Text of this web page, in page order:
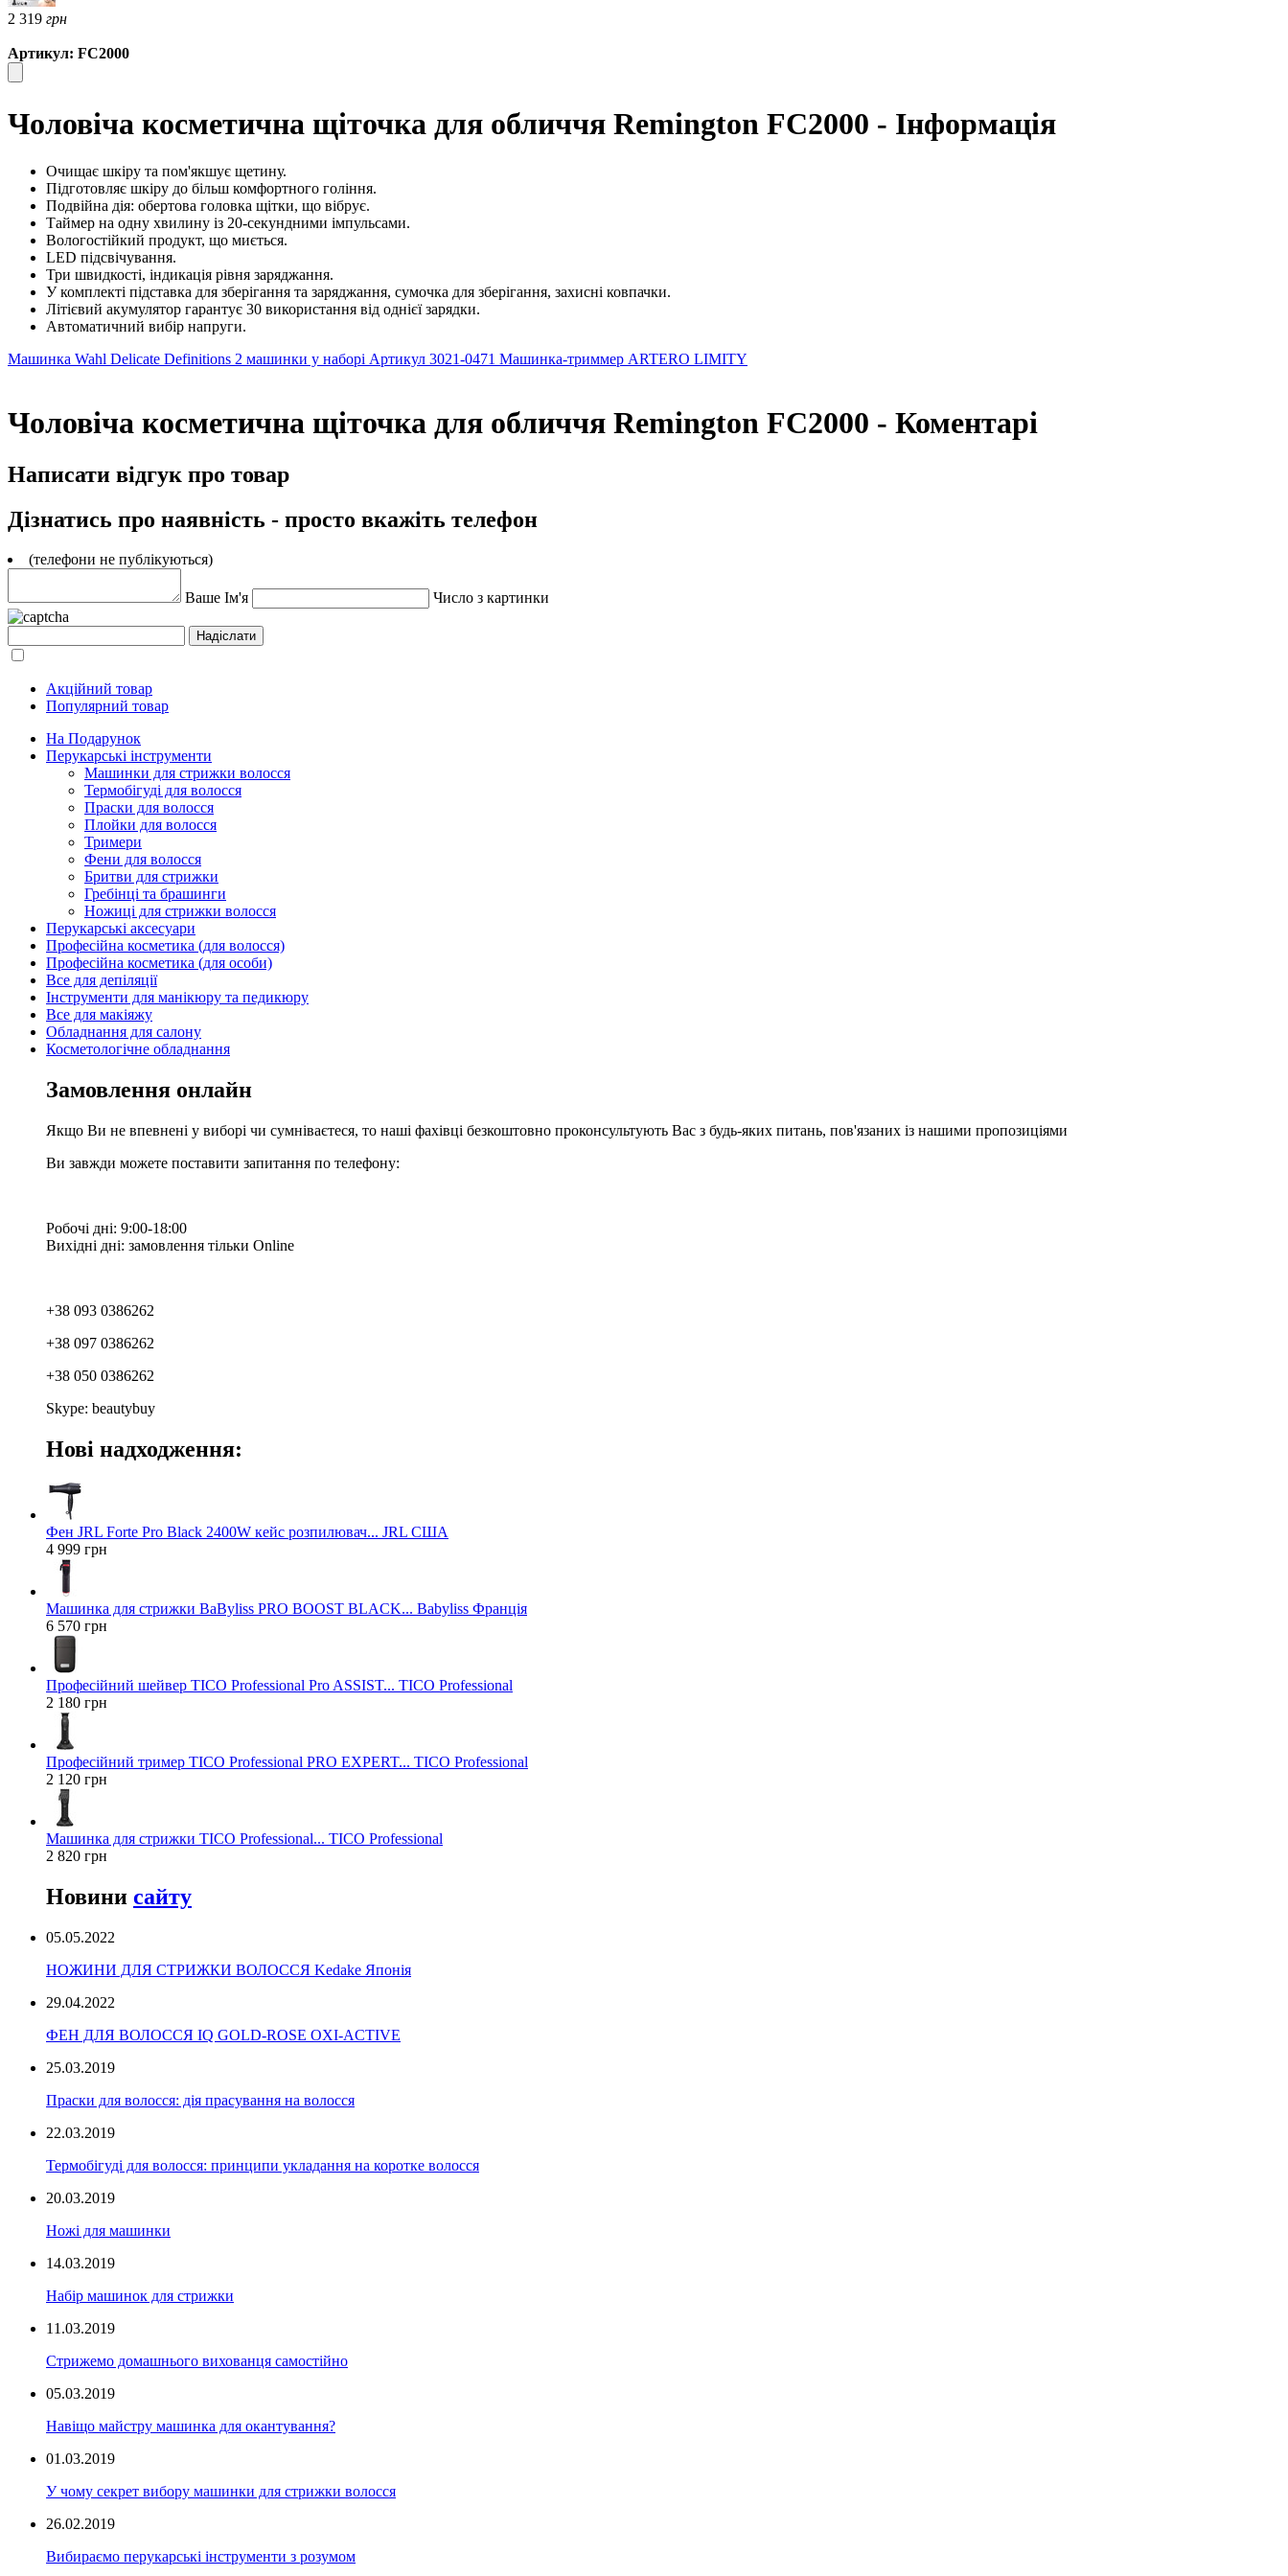
2 319 грн
Артикул: FC2000
Чоловіча косметична щіточка для обличчя Remington FC2000 - Інформація
Очищає шкіру та пом'якшує щетину.
Підготовляє шкіру до більш комфортного гоління.
Подвійна дія: обертова головка щітки, що вібрує.
Таймер на одну хвилину із 20-секундними імпульсами.
Вологостійкий продукт, що миється.
LED підсвічування.
Три швидкості, індикація рівня заряджання.
У комплекті підставка для зберігання та заряджання, сумочка для зберігання, захисні ковпачки.
Літієвий акумулятор гарантує 30 використання від однієї зарядки.
Автоматичний вибір напруги.
Машинка Wahl Delicate Definitions 2 машинки у наборі Артикул 3021-0471 Машинка-триммер ARTERO LIMITY
Чоловіча косметична щіточка для обличчя Remington FC2000 - Коментарі
Написати відгук про товар
Дізнатись про наявність - просто вкажіть телефон
(телефони не публікуються)
Ваше Ім'я Число з картинки
Акційний товар
Популярний товар
На Подарунок
Перукарські інструменти
Машинки для стрижки волосся
Термобігуді для волосся
Праски для волосся
Плойки для волосся
Тримери
Фени для волосся
Бритви для стрижки
Гребінці та брашинги
Ножиці для стрижки волосся
Перукарські аксесуари
Професійна косметика (для волосся)
Професійна косметика (для особи)
Все для депіляції
Інструменти для манікюру та педикюру
Все для макіяжу
Обладнання для салону
Косметологічне обладнання
Замовлення онлайн
Якщо Ви не впевнені у виборі чи сумніваєтеся, то наші фахівці безкоштовно проконсультують Вас з будь-яких питань, пов'язаних із нашими пропозиціями
Ви завжди можете поставити запитання по телефону:
Робочі дні: 9:00-18:00
Вихідні дні: замовлення тільки Online
+38 093 0386262
+38 097 0386262
+38 050 0386262
Skype: beautybuy
Нові надходження:
Фен JRL Forte Pro Black 2400W кейс розпилювач... JRL США
4 999 грн
Машинка для стрижки BaByliss PRO BOOST BLACK... Babyliss Франція
6 570 грн
Професійний шейвер TICO Professional Pro ASSIST... TICO Professional
2 180 грн
Професійний тример TICO Professional PRO EXPERT... TICO Professional
2 120 грн
Машинка для стрижки TICO Professional... TICO Professional
2 820 грн
Новини сайту
05.05.2022
НОЖИНИ ДЛЯ СТРИЖКИ ВОЛОССЯ Kedake Японія
29.04.2022
ФЕН ДЛЯ ВОЛОССЯ IQ GOLD-ROSE OXI-ACTIVE
25.03.2019
Праски для волосся: дія прасування на волосся
22.03.2019
Термобігуді для волосся: принципи укладання на коротке волосся
20.03.2019
Ножі для машинки
14.03.2019
Набір машинок для стрижки
11.03.2019
Стрижемо домашнього вихованця самостійно
05.03.2019
Навіщо майстру машинка для окантування?
01.03.2019
У чому секрет вибору машинки для стрижки волосся
26.02.2019
Вибираємо перукарські інструменти з розумом